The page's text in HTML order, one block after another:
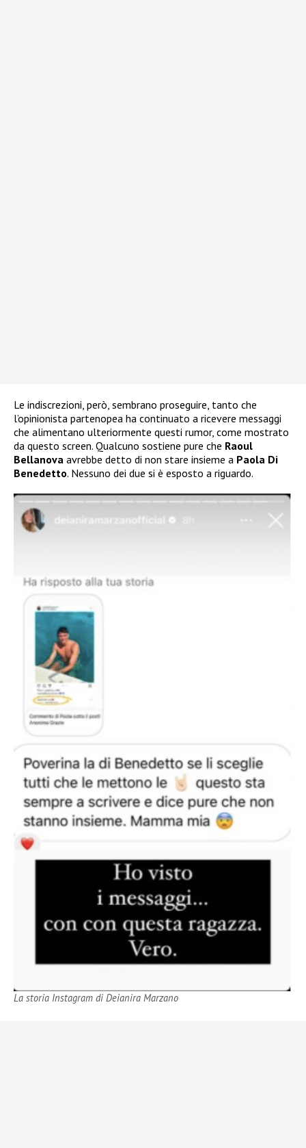
Le indiscrezioni, però, sembrano proseguire, tanto che
l’opinionista partenopea ha continuato a ricevere messaggi
che alimentano ulteriormente questi rumor, come mostrato
da questo screen. Qualcuno sostiene pure che Raoul
Bellanova avrebbe detto di non stare insieme a Paola Di
Benedetto. Nessuno dei due si è esposto a riguardo.
La storia Instagram di Deianira Marzano